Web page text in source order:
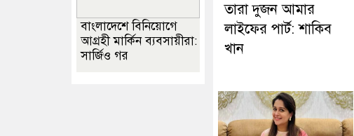
তারা দুজন আমার
লাইফের পার্ট: শাকিব
খান
বাংলাদেশে বিনিয়োগে
আগ্রহী মার্কিন ব্যবসায়ীরা:
সার্জিও গর